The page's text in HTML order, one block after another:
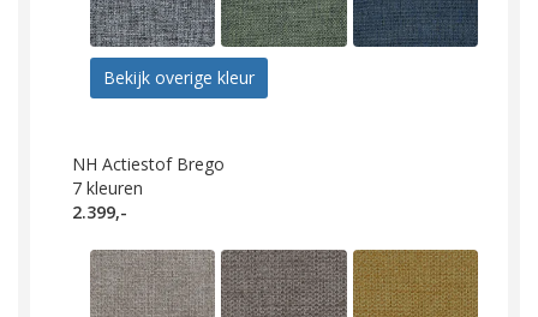
Bekijk overige kleur
NH Actiestof Brego
7 kleuren
2.399,-